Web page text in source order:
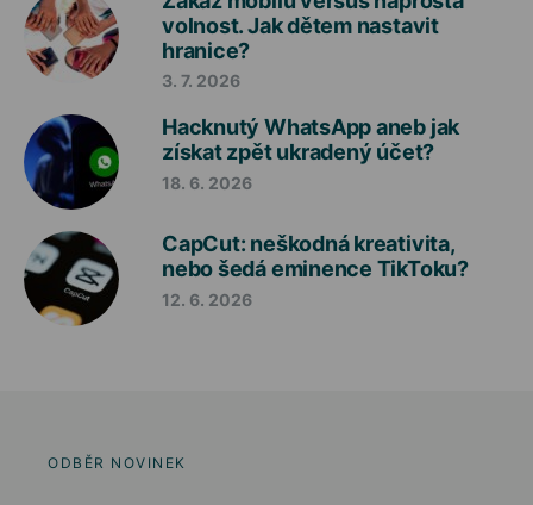
volnost. Jak dětem nastavit
hranice?
3. 7. 2026
Hacknutý WhatsApp aneb jak
získat zpět ukradený účet?
18. 6. 2026
CapCut: neškodná kreativita,
nebo šedá eminence TikToku?
12. 6. 2026
ODBĚR NOVINEK